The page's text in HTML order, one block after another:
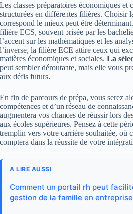
Les classes préparatoires économiques et
structurées en différentes filières. Choisir
correspond le mieux peut être
filière ECS, souvent prisée par les
l’accent sur les mathématiques et les
l’inverse, la filière ECE attire ceux qui
matières économiques et sociales. La
peut sembler déroutante, mais elle vous
aux défis futurs.
En fin de parcours de prépa, vous serez
compétences et d’un réseau de
augmentera vos chances de réussir lors
aux écoles supérieures. Pensez à cette
tremplin vers votre carrière souhaitée, où
comptera dans la réussite de votre
A LIRE AUSSI
Comment un portail rh peut
gestion de la famille en entreprise